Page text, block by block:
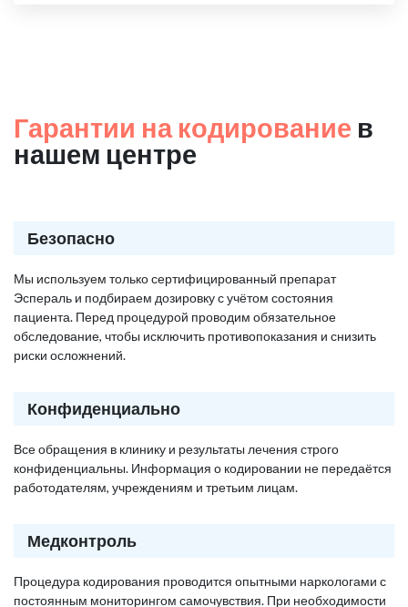
Гарантии на кодирование в
нашем центре
Безопасно
Мы используем только сертифицированный препарат
Эспераль и подбираем дозировку с учётом состояния
пациента. Перед процедурой проводим обязательное
обследование, чтобы исключить противопоказания и снизить
риски осложнений.
Конфиденциально
Все обращения в клинику и результаты лечения строго
конфиденциальны. Информация о кодировании не передаётся
работодателям, учреждениям и третьим лицам.
Медконтроль
Процедура кодирования проводится опытными наркологами с
постоянным мониторингом самочувствия. При необходимости